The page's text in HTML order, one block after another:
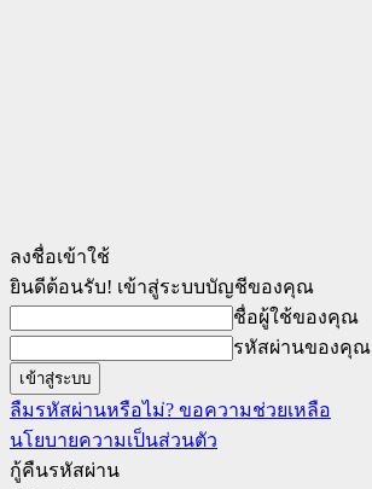
ลงชื่อเข้าใช้
ยินดีต้อนรับ! เข้าสู่ระบบบัญชีของคุณ
ชื่อผู้ใช้ของคุณ
รหัสผ่านของคุณ
ลืมรหัสผ่านหรือไม่? ขอความช่วยเหลือ
นโยบายความเป็นส่วนตัว
กู้คืนรหัสผ่าน